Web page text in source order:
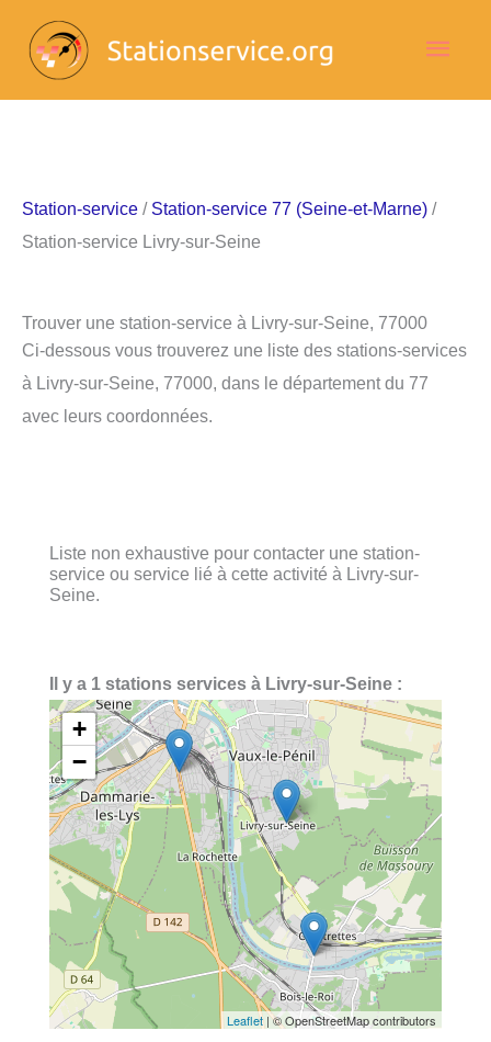
contenu
Station-service / Station-service 77 (Seine-et-Marne) /
Station-service Livry-sur-Seine
Trouver une station-service à Livry-sur-Seine, 77000
Ci-dessous vous trouverez une liste des stations-services
à Livry-sur-Seine, 77000, dans le département du 77
avec leurs coordonnées.
Liste non exhaustive pour contacter une station-
service ou service lié à cette activité à Livry-sur-
Seine.
Il y a 1 stations services à Livry-sur-Seine :
+
−
Leaflet | © OpenStreetMap contributors